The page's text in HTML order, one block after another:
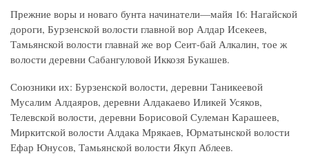
Прежние воры и новаго бунта начинатели—майя 16: Нагайской
дороги, Бурзенской волости главной вор Алдар Исекеев,
Тамьянской волости главнай же вор Сеит-бай Алкалин, тое ж
волости деревни Сабангуловой Иккозя Букашев.
Союзники их: Бурзенской волости, деревни Таникеевой
Мусалим Алдаяров, деревни Алдакаево Иликей Усяков,
Телевской волости, деревни Борисовой Сулеман Карашеев,
Миркитской волости Алдака Мрякаев, Юрматынской волости
Ефар Юнусов, Тамьянской волости Якуп Аблеев.